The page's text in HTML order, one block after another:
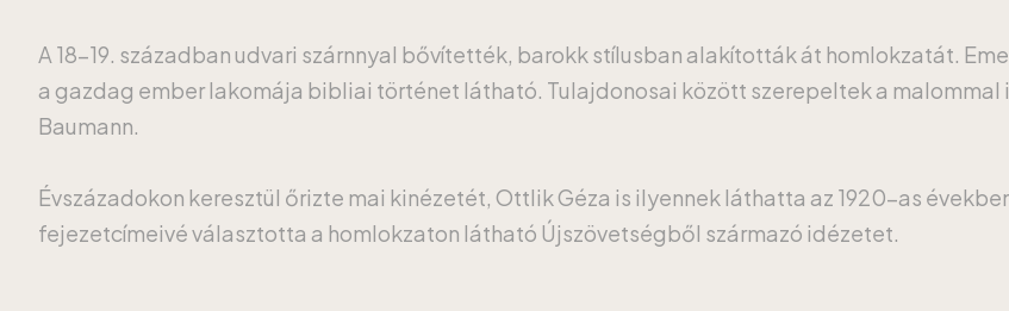
A 18-19. században udvari szárnnyal bővítették, barokk stílusban alakították át homlokzatát.
a gazdag ember lakomája bibliai történet látható. Tulajdonosai között szerepeltek a malommal
Baumann.
Évszázadokon keresztül őrizte mai kinézetét, Ottlik Géza is ilyennek láthatta az 1920-as
fejezetcímeivé választotta a homlokzaton látható Újszövetségből származó idézetet.